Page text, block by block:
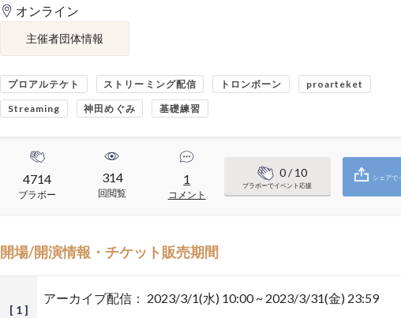
オンライン
主催者団体情報
プロアルテケト ストリーミング配信 トロンボーン proarteket
Streaming 神田めぐみ 基礎練習
4714
ブラボー
314
回閲覧
1
コメント
0/ 10
ブラボーでイベント応援
シェアで
開場/開演情報・チケット販売期間
[ 1 ]
アーカイブ配信： 2023/3/1(水) 10:00 ~ 2023/3/31(金) 23:59